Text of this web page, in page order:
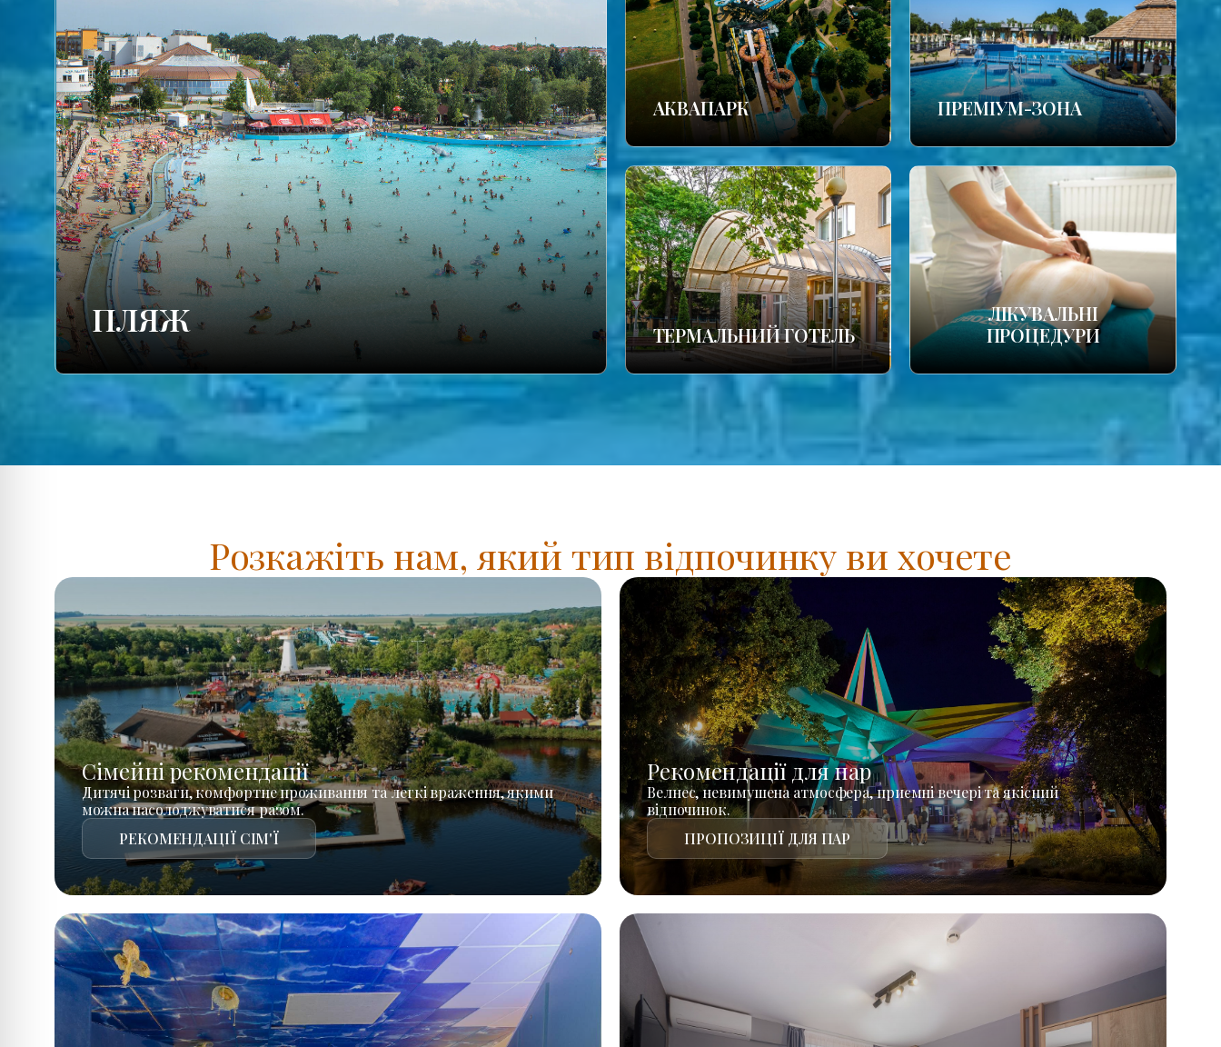
ПЛЯЖ
АКВАПАРК ПРЕМІУМ-ЗОНА
ТЕРМАЛЬНИЙ ГОТЕЛЬ
ЛІКУВАЛЬНІ
ПРОЦЕДУРИ
Розкажіть нам, який тип відпочинку ви хочете
Сімейні рекомендації
Дитячі розваги, комфортне проживання та легкі враження, якими
можна насолоджуватися разом.
РЕКОМЕНДАЦІЇ СІМ'Ї
Рекомендації для пар
Велнес, невимушена атмосфера, приємні вечері та якісний
відпочинок.
ПРОПОЗИЦІЇ ДЛЯ ПАР